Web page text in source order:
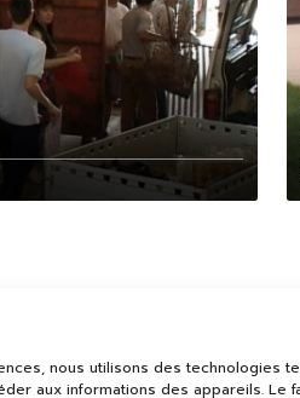
nous utilisons des technologies
aux informations des appareils. Le